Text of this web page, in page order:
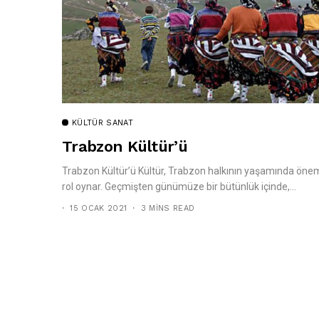
KÜLTÜR SANAT
Trabzon Kültür’ü
Trabzon Kültür’ü Kültür, Trabzon halkının yaşamında
rol oynar. Geçmişten günümüze bir bütünlük içinde,...
15 OCAK 2021 3 MINS READ